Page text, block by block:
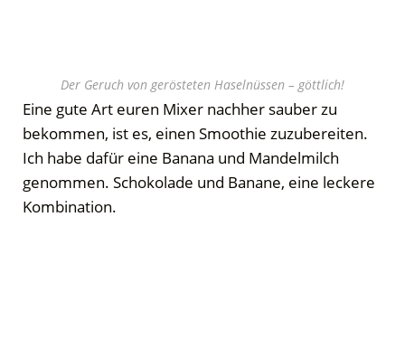
Der Geruch von gerösteten Haselnüssen – göttlich!
Eine gute Art euren Mixer nachher sauber zu
bekommen, ist es, einen Smoothie zuzubereiten.
Ich habe dafür eine Banana und Mandelmilch
genommen. Schokolade und Banane, eine leckere
Kombination.